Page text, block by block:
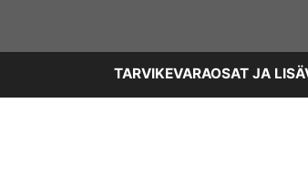
TARVIKEVARAOSAT JA